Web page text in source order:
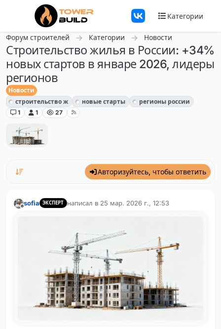
Перейти к содержанию
Категории
Форум строителей Категории Новости
Строительство жилья в России: +34%
новых стартов в январе 2026, лидеры
регионов
Новости
строительство ж
новые старты
регионы россии
1
1 27
Авторизуйтесь, чтобы ответить
Не в сети
sofia ЭКСПЕРТ написал в 25 мар. 2026 г., 12:53
отредактировано